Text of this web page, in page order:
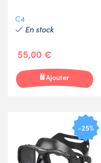
C4
En stock
55,00 €
Ajouter
-25%